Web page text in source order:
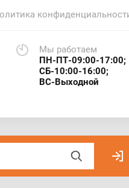
Мы работаем
ПН-ПТ-09:00-17:00;
СБ-10:00-16:00;
ВС-Выходной